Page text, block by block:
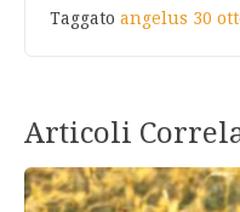
Taggato angelus 30
Articoli